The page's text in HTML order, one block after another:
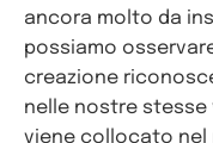
ancora molto da
possiamo
creazione
nelle nostre stesse
viene collocato nel